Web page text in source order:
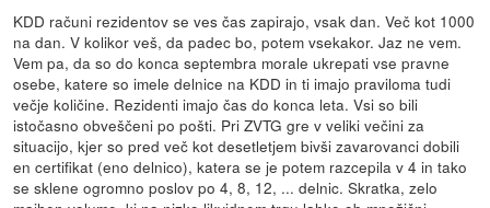
KDD računi rezidentov se ves čas zapirajo, vsak dan. Več kot 1000
na dan. V kolikor veš, da padec bo, potem vsekakor. Jaz ne vem.
Vem pa, da so do konca septembra morale ukrepati vse pravne
osebe, katere so imele delnice na KDD in ti imajo praviloma tudi
večje količine. Rezidenti imajo čas do konca leta. Vsi so bili
istočasno obveščeni po pošti. Pri ZVTG gre v veliki večini za
situacijo, kjer so pred več kot desetletjem bivši zavarovanci dobili
en certifikat (eno delnico), katera se je potem razcepila v 4 in tako
se sklene ogromno poslov po 4, 8, 12, ... delnic. Skratka, zelo